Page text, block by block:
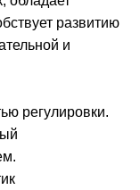
развитию
и
регулировки.